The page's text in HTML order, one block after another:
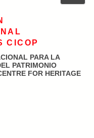
CICOP
PARA LA
PATRIMONIO
FOR HERITAGE